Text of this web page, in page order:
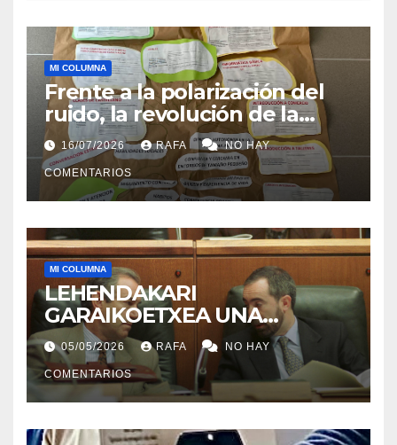
MI COLUMNA
Frente a la polarización del
ruido, la revolución de la
acogida
16/07/2026 RAFA NO HAY
COMENTARIOS
MI COLUMNA
LEHENDAKARI
GARAIKOETXEA UNA
PERSONA QUE DIGNIFICA EL
EJERCICIO DE LA POLÍTICA
05/05/2026 RAFA NO HAY
COMENTARIOS